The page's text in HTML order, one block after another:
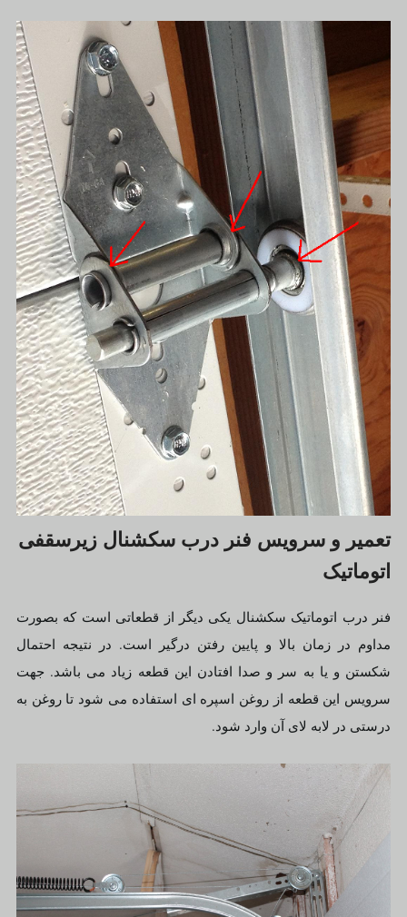
تعمیر و سرویس فنر درب سکشنال زیرسقفی
اتوماتیک
فنر درب اتوماتیک سکشنال یکی دیگر از قطعاتی است که بصورت
مداوم در زمان بالا و پایین رفتن درگیر است. در نتیجه احتمال
شکستن و یا به سر و صدا افتادن این قطعه زیاد می باشد. جهت
سرویس این قطعه از روغن اسپره ای استفاده می شود تا روغن به
درستی در لابه لای آن وارد شود.